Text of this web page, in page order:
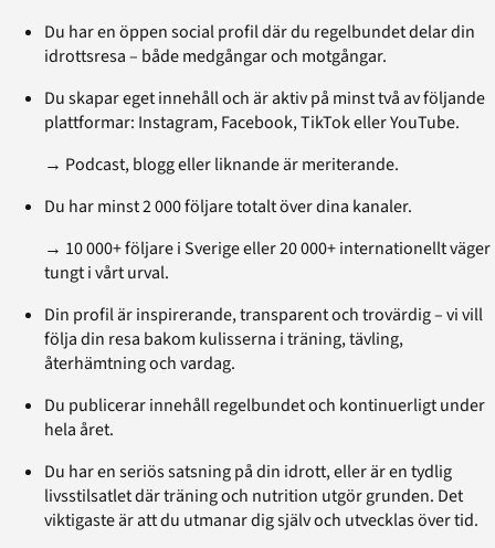
Du har en öppen social profil där du regelbundet delar din
idrottsresa – både medgångar och motgångar.
Du skapar eget innehåll och är aktiv på minst två av följande
plattformar: Instagram, Facebook, TikTok eller YouTube.
→ Podcast, blogg eller liknande är meriterande.
Du har minst 2 000 följare totalt över dina kanaler.
→ 10 000+ följare i Sverige eller 20 000+ internationellt väger
tungt i vårt urval.
Din profil är inspirerande, transparent och trovärdig – vi vill
följa din resa bakom kulisserna i träning, tävling,
återhämtning och vardag.
Du publicerar innehåll regelbundet och kontinuerligt under
hela året.
Du har en seriös satsning på din idrott, eller är en tydlig
livsstilsatlet där träning och nutrition utgör grunden. Det
viktigaste är att du utmanar dig själv och utvecklas över tid.